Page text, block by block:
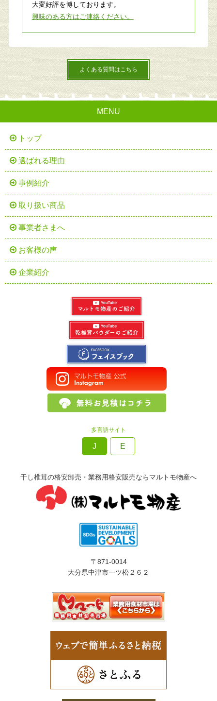
大変好評を博しております。
興味のある方はご連絡ください。
よくある質問はこちら
MENU
トップ
選ばれる理由
事例紹介
取り扱い商品
事業者さまへ
お客様の声
企業紹介
多言語サイト
J E
干し椎茸の格安卸売・業務用格安販売ならマルトモ物産へ
〒871-0014
大分県中津市一ツ松２６２